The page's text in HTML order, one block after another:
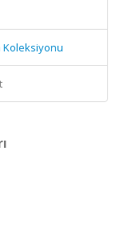
Koleksiyonu